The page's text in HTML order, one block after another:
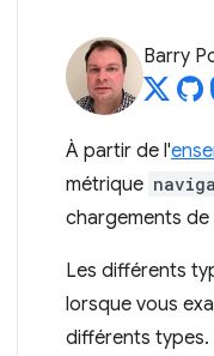
Barry
À partir de l'
métrique
chargements
Les différents
lorsque vous
différents types.